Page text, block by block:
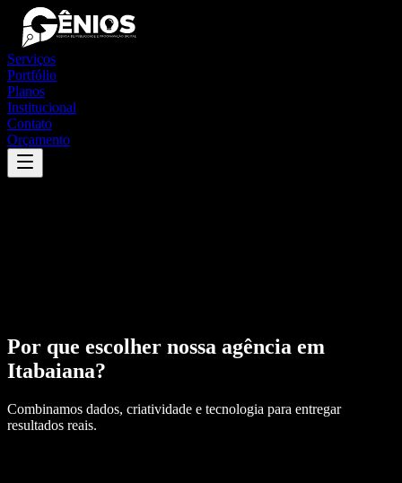
Serviços
Portfólio
Planos
Institucional
Contato
Orçamento
Por que escolher nossa agência em
Itabaiana?
Combinamos dados, criatividade e tecnologia para entregar
resultados reais.